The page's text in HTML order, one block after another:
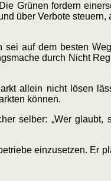
Grünen fordern
über Verbote
auf dem besten
durch Nicht
allein nicht lösen
können.
selber: „Wer
einzusetzen. Er